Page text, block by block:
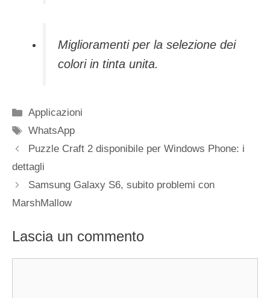
Miglioramenti per la selezione dei
colori in tinta unita.
Categorie
Applicazioni
Tag
WhatsApp
Puzzle Craft 2 disponibile per Windows Phone: i
dettagli
Samsung Galaxy S6, subito problemi con
MarshMallow
Lascia un commento